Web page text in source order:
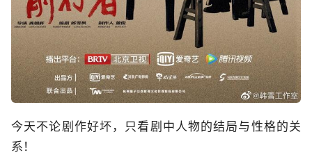
今天不论剧作好坏，只看剧中人物的结局与性格的关
系！